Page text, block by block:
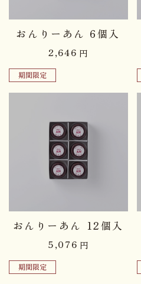
品切れ中
おんりーあん 6個入
2,646 円
期間限定
品切れ中
おんりーあん 12個入
5,076 円
期間限定